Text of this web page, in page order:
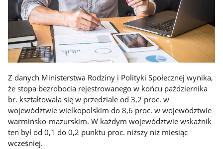
Z danych Ministerstwa Rodziny i Polityki Społecznej wynika,
że stopa bezrobocia rejestrowanego w końcu października
br. kształtowała się w przedziale od 3,2 proc. w
województwie wielkopolskim do 8,6 proc. w województwie
warmińsko-mazurskim. W każdym województwie wskaźnik
ten był od 0,1 do 0,2 punktu proc. niższy niż miesiąc
wcześniej.